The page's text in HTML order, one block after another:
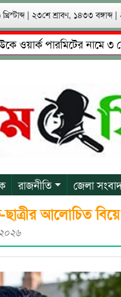
| ২৩শে শ্রাবণ, ১৪৩৩ বঙ্গাব্দ |
পারমিটের নামে ৩ কোটি
গোয়াইনঘাটে আলিম
রাজনীতি জেলা
আলোচিত